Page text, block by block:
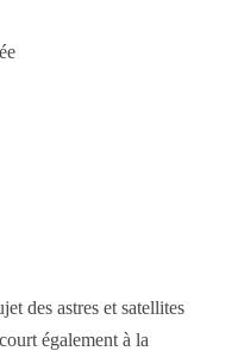
des astres et satellites
également à la